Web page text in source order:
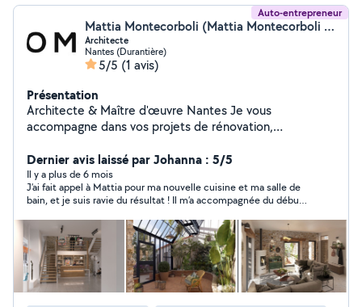
Auto-entrepreneur
Mattia Montecorboli (Mattia Montecorboli Architecte)
Architecte
Nantes (Durantière)
5/5 (1 avis)
Présentation
Architecte & Maître d'œuvre Nantes Je vous
accompagne dans vos projets de rénovation,
personnalisés Plans & esquisses adaptés à vos besoins
Permis de construire et déclarations préalables Suivi de
chantier et coordination des artisans Solutions sur
mesure pour optimiser vos espaces Basé à Nantes, je
travaille avec sérieux et créativité pour donner vie à vos
projets. Contactez-moi pour échanger sur vos envies et
obtenir un devis gratuit.
Dernier avis laissé par Johanna : 5/5
Il y a plus de 6 mois
J’ai fait appel à Mattia pour ma nouvelle cuisine et ma salle de
bain, et je suis ravie du résultat ! Il m’a accompagnée du début
beaucoup de sérieux. Les travaux ont été faits dans les temps
et dans le budget, et le rendu est top. Un pro très impliqué et
toujours présent, que je recommande chaudement !